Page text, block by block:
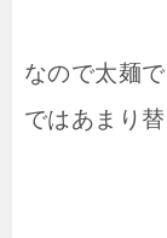
なので太麺
ではあまり